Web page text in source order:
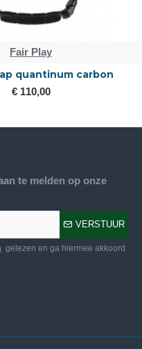
Fair Play
quantinum carbon
€ 110,00
te melden op onze
VERSTUUR
gelezen en ga hiermee akkoord